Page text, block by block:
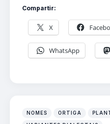
Compartir:
X
WhatsApp
NOMES ORTIGA